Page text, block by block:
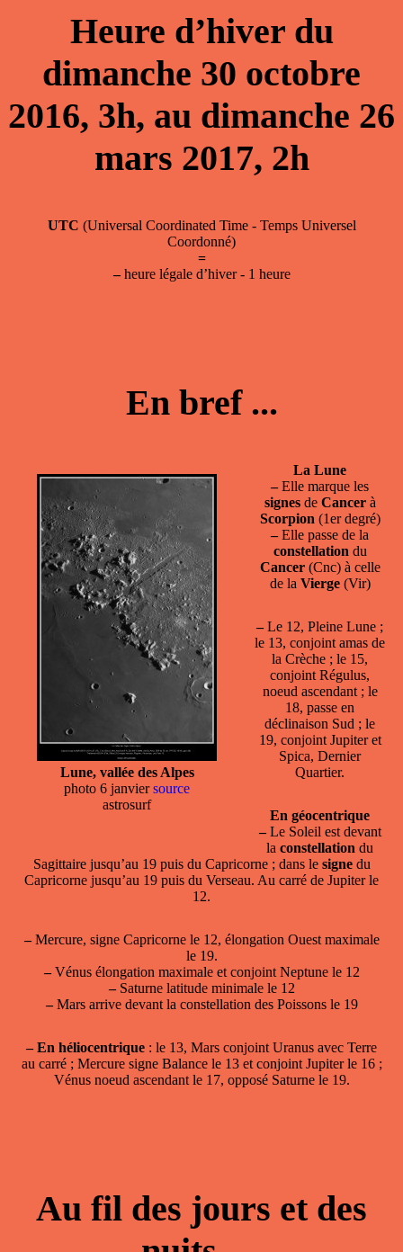
Heure d’hiver du
dimanche 30 octobre
2016, 3h, au dimanche 26
mars 2017, 2h
UTC (Universal Coordinated Time - Temps Universel
Coordonné)
=
–heure légale d’hiver - 1 heure
En bref ...
Lune, vallée des Alpes
photo 6 janviersource
astrosurf
La Lune
–Elle marque les
signesde Cancerà
Scorpion (1er degré)
–Elle passe de la
constellation du
Cancer(Cnc) à celle
de la Vierge(Vir)
–Le 12, Pleine Lune ;
le 13, conjoint amas de
la Crèche ; le 15,
conjoint Régulus,
noeud ascendant ; le
18, passe en
déclinaison Sud ; le
19, conjoint Jupiter et
Spica, Dernier
Quartier.
En géocentrique
–Le Soleil est devant
la constellation du
Sagittaire jusqu’au 19 puis du Capricorne ; dans le signedu
Capricorne jusqu’au 19 puis du Verseau. Au carré de Jupiter le
12.
–Mercure, signe Capricorne le 12, élongation Ouest maximale
le 19.
–Vénus élongation maximale et conjoint Neptune le 12
–Saturne latitude minimale le 12
–Mars arrive devant la constellation des Poissons le 19
– En héliocentrique : le 13, Mars conjoint Uranus avec Terre
au carré ; Mercure signe Balance le 13 et conjoint Jupiter le 16 ;
Vénus noeud ascendant le 17, opposé Saturne le 19.
Au fil des jours et des